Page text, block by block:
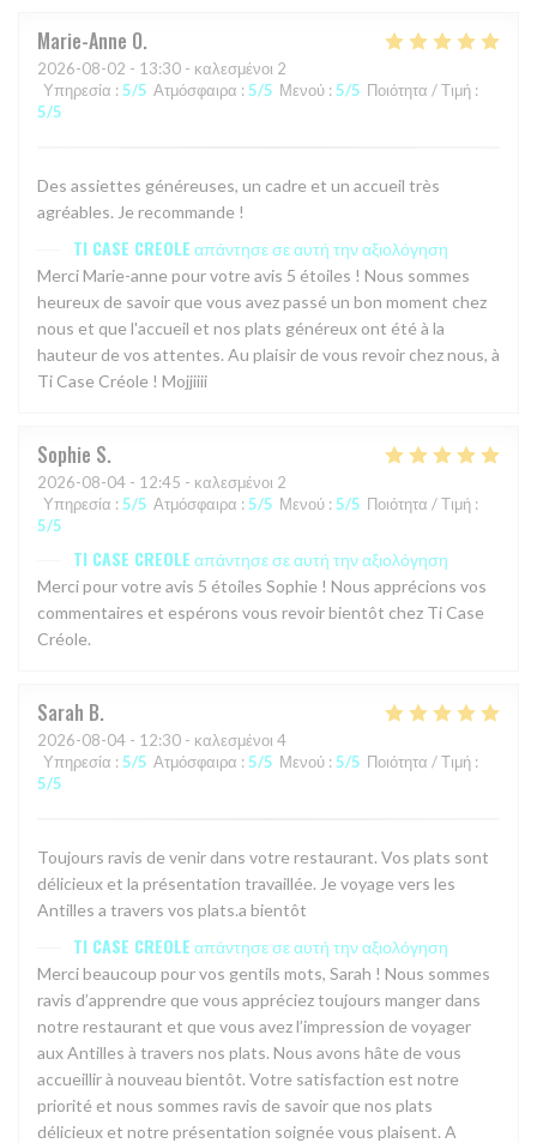
Marie-Anne O
2026-08-02 - 13:30 - καλεσμένοι 2
Υπηρεσία : 5/5 Ατμόσφαιρα : 5/5 Μενού : 5/5 Ποιότητα / Τιμή :
5/5
Des assiettes généreuses, un cadre et un accueil très
agréables. Je recommande !
TI CASE CREOLEαπάντησε σε αυτή την αξιολόγηση
Merci Marie-anne pour votre avis 5 étoiles ! Nous sommes
heureux de savoir que vous avez passé un bon moment chez
nous et que l'accueil et nos plats généreux ont été à la
hauteur de vos attentes. Au plaisir de vous revoir chez nous, à
Ti Case Créole ! Mojjiiii
Sophie S
2026-08-04 - 12:45 - καλεσμένοι 2
Υπηρεσία : 5/5 Ατμόσφαιρα : 5/5 Μενού : 5/5 Ποιότητα / Τιμή :
5/5
TI CASE CREOLEαπάντησε σε αυτή την αξιολόγηση
Merci pour votre avis 5 étoiles Sophie ! Nous apprécions vos
commentaires et espérons vous revoir bientôt chez Ti Case
Créole.
Sarah B
2026-08-04 - 12:30 - καλεσμένοι 4
Υπηρεσία : 5/5 Ατμόσφαιρα : 5/5 Μενού : 5/5 Ποιότητα / Τιμή :
5/5
Toujours ravis de venir dans votre restaurant. Vos plats sont
délicieux et la présentation travaillée. Je voyage vers les
Antilles a travers vos plats.a bientôt
TI CASE CREOLEαπάντησε σε αυτή την αξιολόγηση
Merci beaucoup pour vos gentils mots, Sarah ! Nous sommes
ravis d’apprendre que vous appréciez toujours manger dans
notre restaurant et que vous avez l’impression de voyager
aux Antilles à travers nos plats. Nous avons hâte de vous
accueillir à nouveau bientôt. Votre satisfaction est notre
priorité et nous sommes ravis de savoir que nos plats
délicieux et notre présentation soignée vous plaisent. A